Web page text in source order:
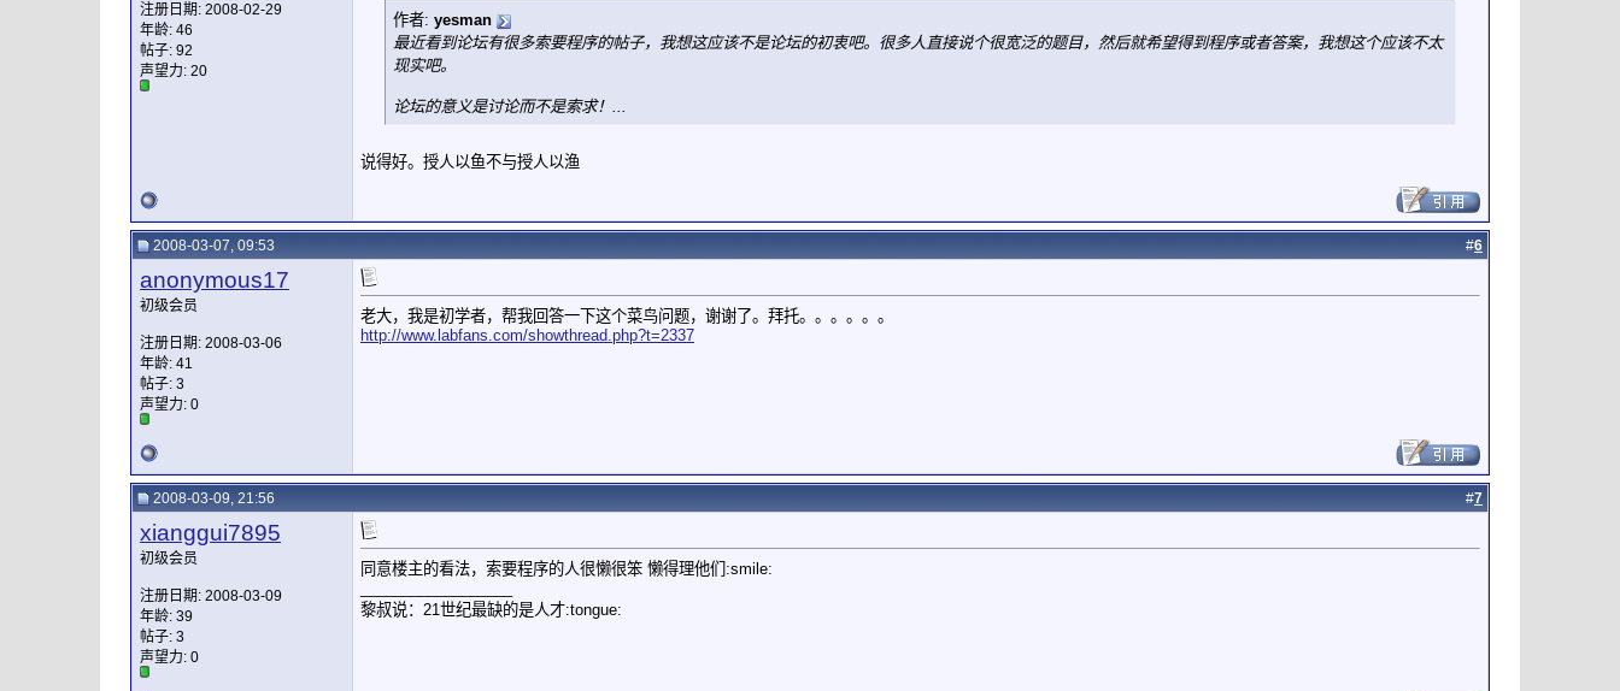
注册日期: 2008-02-29
年龄: 46
帖子: 92
声望力: 20
作者: yesman
最近看到论坛有很多索要程序的帖子，我想这应该不是论坛的初衷吧。很多人直接说个很宽泛的题目，然后就希望得到程序或者答案，我想这个应该不太
现实吧。
论坛的意义是讨论而不是索求！...
说得好。授人以鱼不与授人以渔
2008-03-07, 09:53 #6
anonymous17
初级会员
注册日期: 2008-03-06
年龄: 41
帖子: 3
声望力: 0
老大，我是初学者，帮我回答一下这个菜鸟问题，谢谢了。拜托。。。。。。
http://www.labfans.com/showthread.php?t=2337
2008-03-09, 21:56 #7
xianggui7895
初级会员
注册日期: 2008-03-09
年龄: 39
帖子: 3
声望力: 0
同意楼主的看法，索要程序的人很懒很笨 懒得理他们:smile:
黎叔说：21世纪最缺的是人才:tongue: